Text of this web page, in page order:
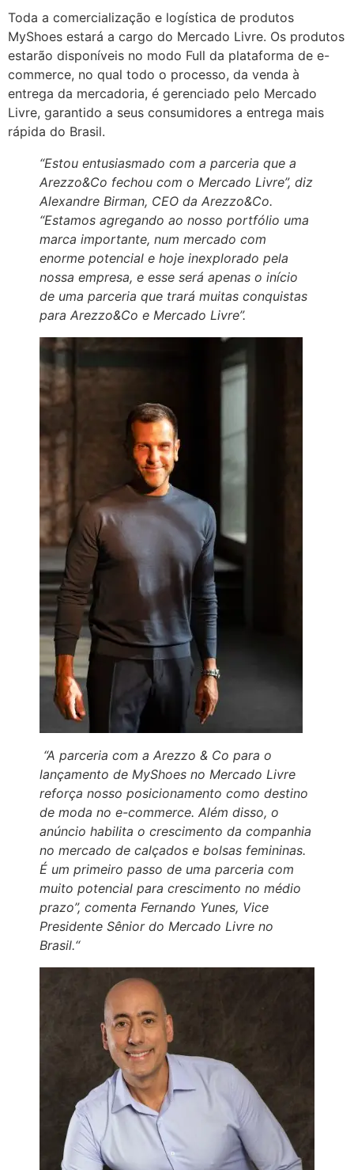
Toda a comercialização e logística de produtos
MyShoes estará a cargo do Mercado Livre. Os produtos
estarão disponíveis no modo Full da plataforma de e-
commerce, no qual todo o processo, da venda à
entrega da mercadoria, é gerenciado pelo Mercado
Livre, garantido a seus consumidores a entrega mais
rápida do Brasil.
“Estou entusiasmado com a parceria que a
Arezzo&Co fechou com o Mercado Livre”, diz
Alexandre Birman, CEO da Arezzo&Co.
“Estamos agregando ao nosso portfólio uma
marca importante, num mercado com
enorme potencial e hoje inexplorado pela
nossa empresa, e esse será apenas o início
de uma parceria que trará muitas conquistas
para Arezzo&Co e Mercado Livre”.
“A parceria com a Arezzo & Co para o
lançamento de MyShoes no Mercado Livre
reforça nosso posicionamento como destino
de moda no e-commerce. Além disso, o
anúncio habilita o crescimento da companhia
no mercado de calçados e bolsas femininas.
É um primeiro passo de uma parceria com
muito potencial para crescimento no médio
prazo”, comenta Fernando Yunes, Vice
Presidente Sênior do Mercado Livre no
Brasil.“